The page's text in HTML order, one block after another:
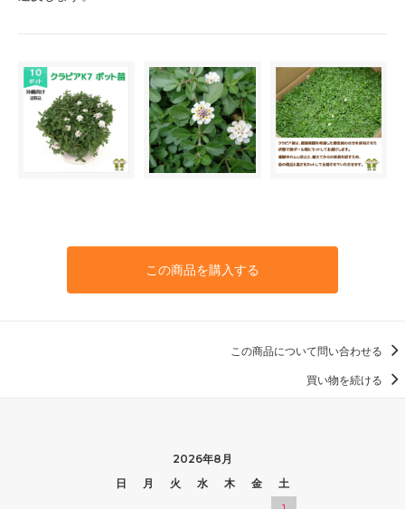
この商品を購入する
この商品について問い合わせる
買い物を続ける
2026年8月
日
月 火 水 木 金
土